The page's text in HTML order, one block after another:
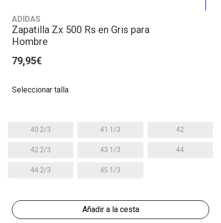
ADIDAS
Zapatilla Zx 500 Rs en Gris para
Hombre
79,95€
Seleccionar talla
40 2/3 41 1/3 42
42 2/3 43 1/3 44
44 2/3 45 1/3